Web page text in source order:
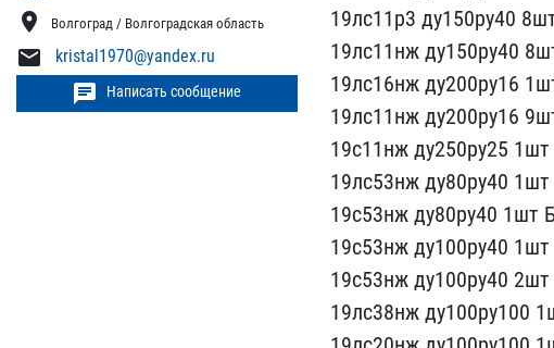
location_on Волгоград / Волгоградская область
mail kristal1970@yandex.ru
chat Написать сообщение
19лс11р3 ду150​ру40
19лс11нж​ ду150ру40
19​лс16нж ду200ру16
19лс11нж ду200ру16
19с11нж ду250ру25
19лс53нж ду80ру4​0
19с53​нж ду80ру40 1шт
19с53нж ду100ру40
19с53нж ду100ру40
19лс38нж ду100ру10​0